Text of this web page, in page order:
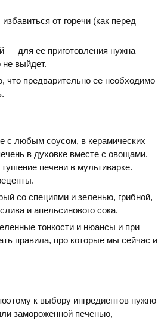
от горечи (как перед
— для ее приготовления нужна
не выйдет.
что предварительно ее необходимо
с любым соусом, в керамических
в духовке вместе с овощами.
печени в мультиварке.
со специями и зеленью, грибной,
и апельсинового сока.
тонкости и нюансы и при
правила, про которые мы сейчас и
к выбору ингредиентов нужно
замороженной печенью,